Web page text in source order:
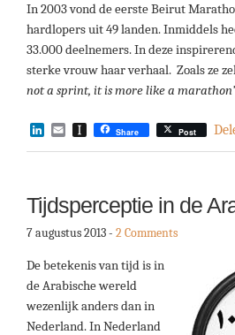
In 2003 vond de eerste Beirut
hardlopers uit 49 landen. Inmiddels
33.000 deelnemers. In deze
sterke vrouw haar verhaal. Zoals ze
not a sprint, it is more like a marathon’
LinkedIn
EmailInstapaper
Share Post
Tijdsperceptie in de
7 augustus 2013- 2 Comments
De betekenis van tijd is in
de Arabische wereld
wezenlijk anders dan in
Nederland. In Nederland